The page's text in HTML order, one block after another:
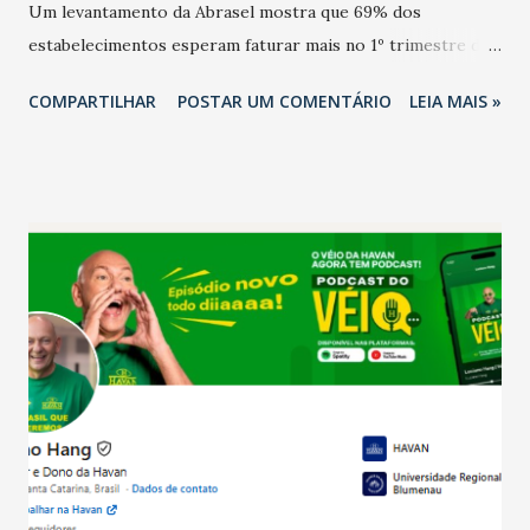
Um levantamento da Abrasel mostra que 69% dos
estabelecimentos esperam faturar mais no 1º trimestre de
relação ao último trimestre deste ano, 56% também
confraternizações de fim de ano e pelo pagamento do 13º
Salário para um número maior de trabalhadores, já que o
país tem a menor taxa de desemprego dos anos recentes.
Ainda segundo a Pesquisa, em novembro de 2025, 40% dos
bares e restaurantes operaram com lucro e outros 40%
registraram equilíbrio financeiro. Já o percentual de
estabelecimentos no prejuízo ficou em 19%, pouco abaixo
do observado no mês anterior. Outros 1% não existiam em
novembro. Em relação a outubro, o faturamento também
COMPARTILHAR POSTAR UM COMENTÁRIO LEIA MAIS »